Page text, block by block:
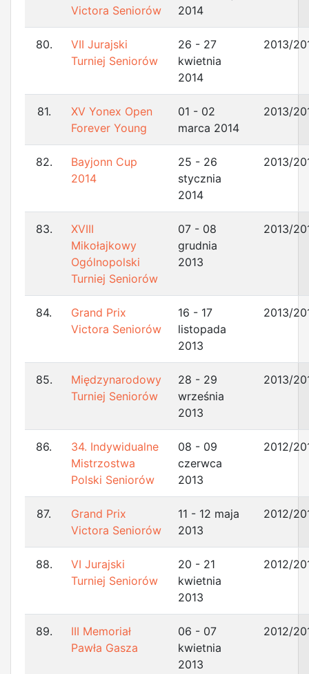
Victora Seniorów
2014
80.
VII Jurajski
Turniej Seniorów
26 - 27
kwietnia
2014
2013/
81.
XV Yonex Open
Forever Young
01 - 02
marca 2014
2013/
82.
Bayjonn Cup
2014
25 - 26
stycznia
2014
2013/
83.
XVIII
Mikołajkowy
Ogólnopolski
Turniej Seniorów
07 - 08
grudnia
2013
2013/
84.
Grand Prix
Victora Seniorów
16 - 17
listopada
2013
2013/
85.
Międzynarodowy
Turniej Seniorów
28 - 29
września
2013
2013/
86.
34. Indywidualne
Mistrzostwa
Polski Seniorów
08 - 09
czerwca
2013
2012/
87.
Grand Prix
Victora Seniorów
11 - 12 maja
2013
2012/
88.
VI Jurajski
Turniej Seniorów
20 - 21
kwietnia
2013
2012/
89.
III Memoriał
Pawła Gasza
06 - 07
kwietnia
2013
2012/